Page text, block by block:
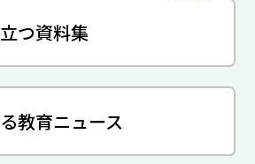
つ資料集
教育ニュース